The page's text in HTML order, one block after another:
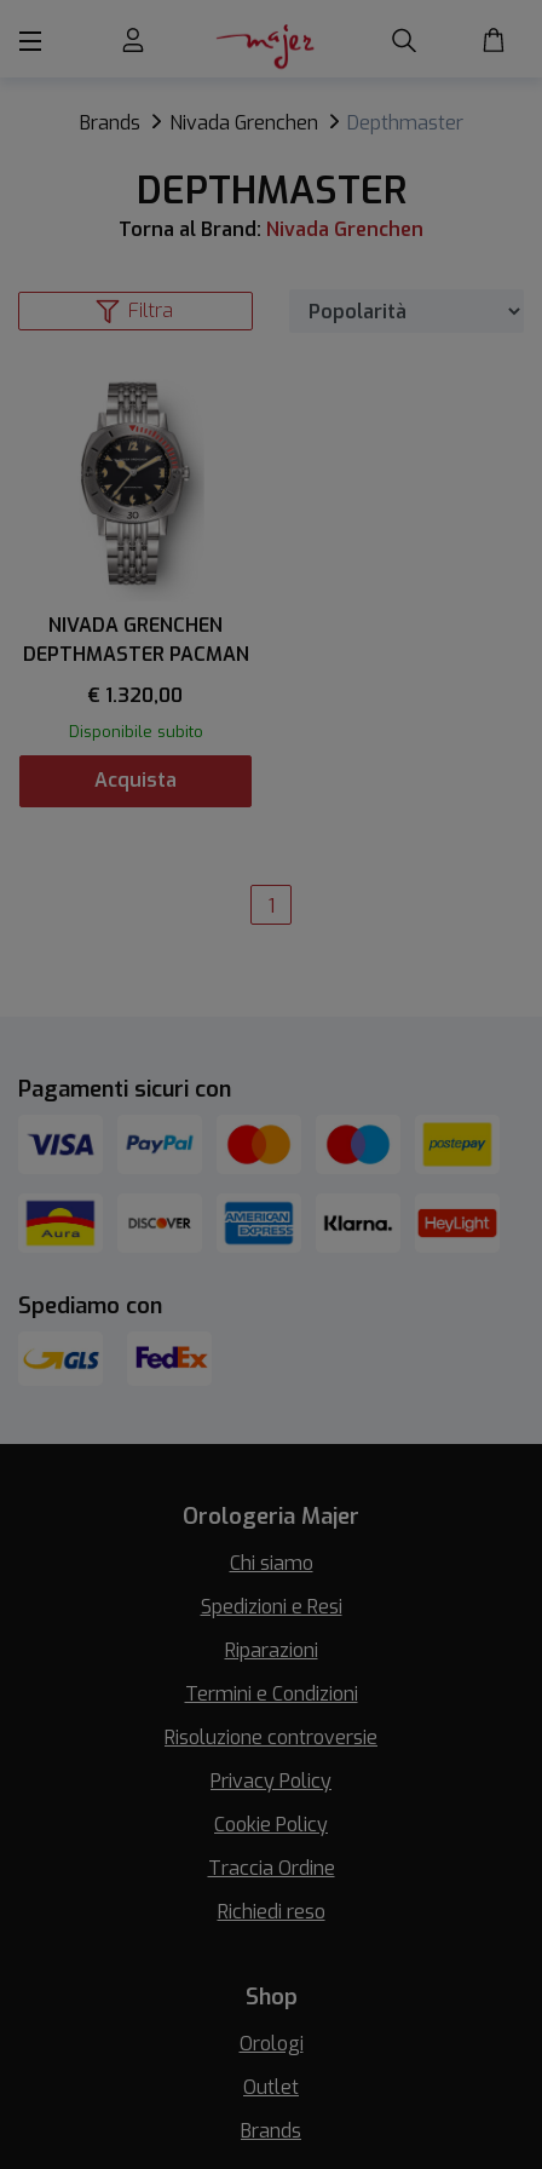
Brands Nivada Grenchen Depthmaster
DEPTHMASTER
Torna al Brand: Nivada Grenchen
Filtra
NIVADA GRENCHEN
DEPTHMASTER PACMAN
€ 1.320,00
Disponibile subito
Acquista
1
Pagamenti sicuri con
Spediamo con
Orologeria Majer
Chi siamo
Spedizioni e Resi
Riparazioni
Termini e Condizioni
Risoluzione controversie
Privacy Policy
Cookie Policy
Traccia Ordine
Richiedi reso
Shop
Orologi
Outlet
Brands